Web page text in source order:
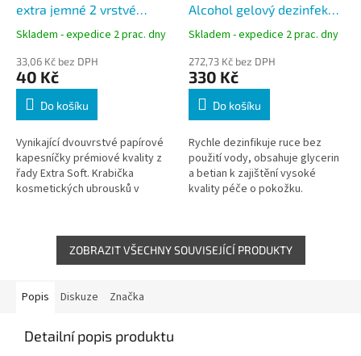
extra jemné 2 vrstvé
papírové kapesníky 100 ks,
Skladem - expedice 2 prac. dny
33,06 Kč bez DPH
40 Kč
Do košíku
Vynikající dvouvrstvé papírové
kapesníčky prémiové kvality z
řady Extra Soft. Krabička
kosmetických ubrousků v
Alcohol gelový dezinfekční
prostředek, 1 litr - 1000
Skladem - expedice 2 prac. dny
272,73 Kč bez DPH
330 Kč
Do košíku
Rychle dezinfikuje ruce bez
použití vody, obsahuje glycerin
a betian k zajištění vysoké
kvality péče o pokožku.
99,9%...
ZOBRAZIT VŠECHNY SOUVISEJÍCÍ PRODUKTY
Popis Diskuze Značka
Detailní popis produktu